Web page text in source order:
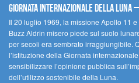
Giornata Internazionale della Luna
Il 20 luglio 1969, la missione Apollo 11
Buzz Aldrin misero piede sul suolo
per secoli era sembrato irraggiungibile.
l’istituzione della Giornata
sensibilizzare l’opinione pubblica
dell’utilizzo sostenibile della Luna.